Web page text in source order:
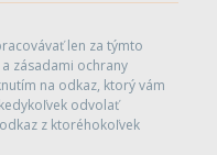
len za týmto
zásadami ochrany
na odkaz, ktorý vám
odvolať
z ktoréhokoľvek